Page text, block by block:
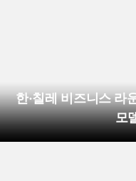
한·칠레 비즈니스
모